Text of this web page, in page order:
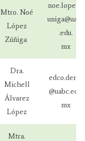
Mtro. Noé
López
Zúñiga
noe.lopez.z
uniga@uabc
.edu.
mx
Dra.
Michell
Álvarez
López
edco.dertij
@uabc.edu.
mx
Mtra.